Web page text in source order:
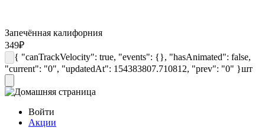
Запечённая калифорния
349₽
{ "canTrackVelocity": true, "events": {}, "hasAnimated": false,
"current": "0", "updatedAt": 154383807.710812, "prev": "0" }шт
Войти
Акции